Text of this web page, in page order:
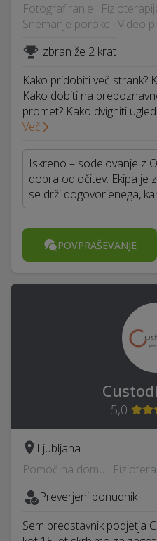
Fotografiranje ·
Snemanje poroke · Video
Izbran že 2 krat
Kako pridobiti več strank?
Kako dobiti na
promet? Kako dvigniti
Več
Iskreno – sodelovanje z
dobra odločitev. Ekipa je
se drži dogovorjenega,
POVPRAŠEVANJE
5,0
Ljubljana
Pomoč na domu ·
Preverjeni ponudnik
Sem predstavnik podjetja